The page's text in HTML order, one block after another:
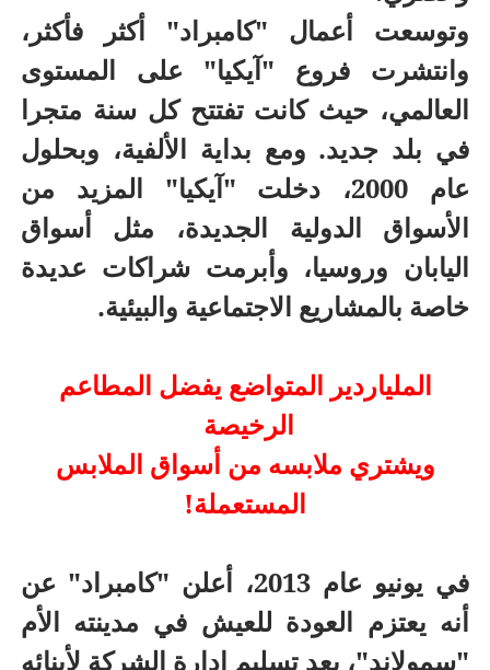
وتوسعت أعمال "كامبراد" أكثر فأكثر،
وانتشرت فروع "آيكيا" على المستوى
العالمي، حيث كانت تفتتح كل سنة متجرا
في بلد جديد. ومع بداية الألفية، وبحلول
عام 2000، دخلت "آيكيا" المزيد من
الأسواق الدولية الجديدة، مثل أسواق
اليابان وروسيا، وأبرمت شراكات عديدة
خاصة بالمشاريع الاجتماعية والبيئية.
الملياردير المتواضع يفضل المطاعم
الرخيصة
ويشتري ملابسه من أسواق الملابس
المستعملة!
في يونيو عام 2013، أعلن "كامبراد" عن
أنه يعتزم العودة للعيش في مدينته الأم
"سمولاند"، بعد تسليم إدارة الشركة لأبنائه